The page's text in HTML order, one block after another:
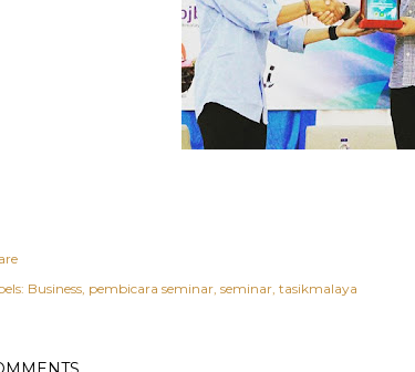
Business pembicara seminar seminar tasikmalaya